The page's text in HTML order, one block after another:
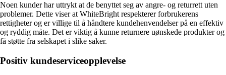
Noen kunder har uttrykt at de benyttet seg av angre- og returrett uten
problemer. Dette viser at WhiteBright respekterer forbrukerens
rettigheter og er villige til å håndtere kundehenvendelser på en effektiv
og ryddig måte. Det er viktig å kunne returnere uønskede produkter og
få støtte fra selskapet i slike saker.
Positiv kundeserviceopplevelse